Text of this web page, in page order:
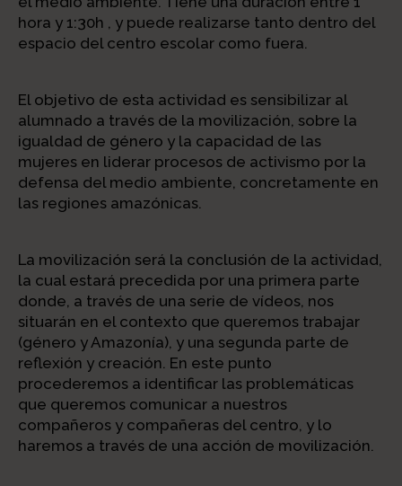
hora y 1:30h , y puede realizarse tanto dentro del
espacio del centro escolar como fuera.
El objetivo de esta actividad es sensibilizar al
alumnado a través de la movilización, sobre la
igualdad de género y la capacidad de las
mujeres en liderar procesos de activismo por la
defensa del medio ambiente, concretamente en
las regiones amazónicas.
La movilización será la conclusión de la actividad,
la cual estará precedida por una primera parte
donde, a través de una serie de vídeos, nos
situarán en el contexto que queremos trabajar
(género y Amazonía), y una segunda parte de
reflexión y creación. En este punto
procederemos a identificar las problemáticas
que queremos comunicar a nuestros
compañeros y compañeras del centro, y lo
haremos a través de una acción de movilización.